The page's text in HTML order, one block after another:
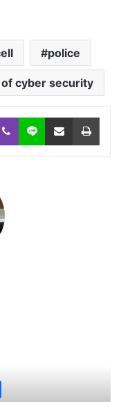
police
cyber security
Viber Line Share via Email Print